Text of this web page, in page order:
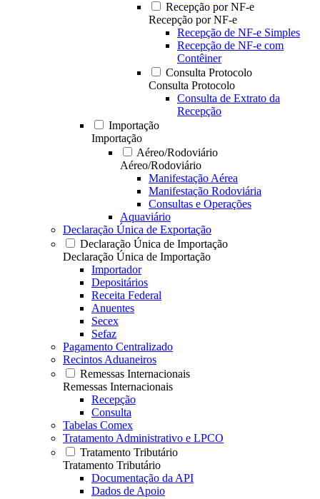
Recepção por NF-e
Recepção por NF-e
Recepção de NF-e Simples
Recepção de NF-e com
Contêiner
Consulta Protocolo
Consulta Protocolo
Consulta de Extrato da
Recepção
Importação
Importação
Aéreo/Rodoviário
Aéreo/Rodoviário
Manifestação Aérea
Manifestação Rodoviária
Consultas e Operações
Aquaviário
Declaração Única de Exportação
Declaração Única de Importação
Declaração Única de Importação
Importador
Depositários
Receita Federal
Anuentes
Secex
Sefaz
Pagamento Centralizado
Recintos Aduaneiros
Remessas Internacionais
Remessas Internacionais
Recepção
Consulta
Tabelas Comex
Tratamento Administrativo e LPCO
Tratamento Tributário
Tratamento Tributário
Documentação da API
Dados de Apoio